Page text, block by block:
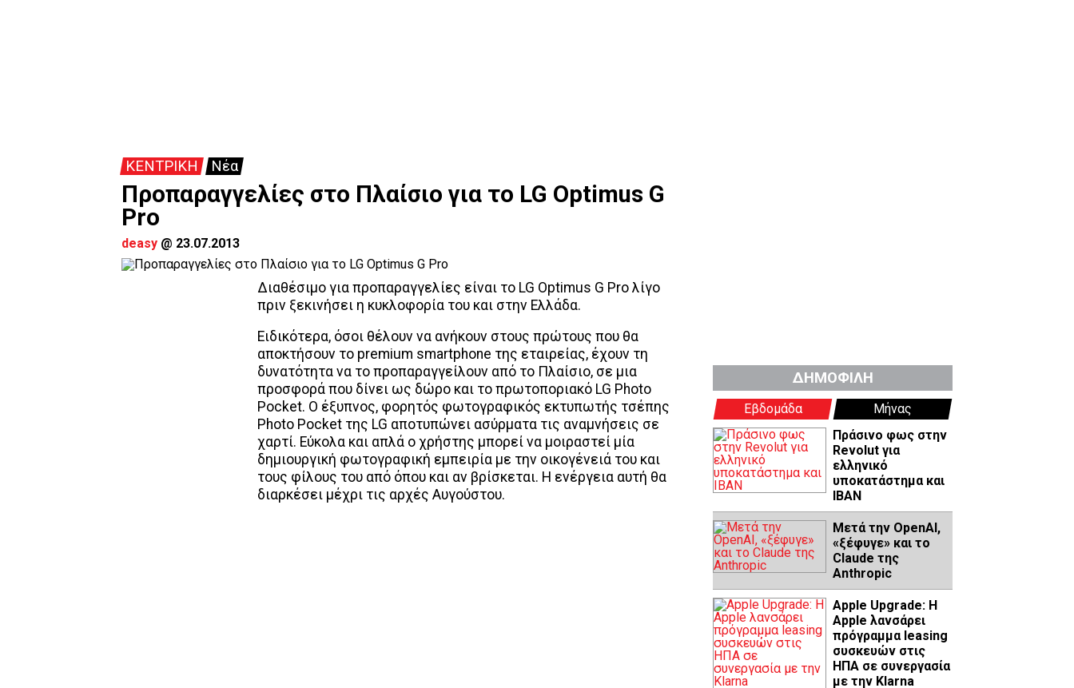
ΚΕΝΤΡΙΚΗ Νέα
Προπαραγγελίες στο Πλαίσιο για το LG Optimus G
Pro
deasy @ 23.07.2013
Διαθέσιμο για προπαραγγελίες είναι το LG Optimus G Pro λίγο
πριν ξεκινήσει η κυκλοφορία του και στην Ελλάδα.
Ειδικότερα, όσοι θέλουν να ανήκουν στους πρώτους που θα
αποκτήσουν το premium smartphone της εταιρείας, έχουν τη
δυνατότητα να το προπαραγγείλουν από το Πλαίσιο, σε μια
προσφορά που δίνει ως δώρο και το πρωτοποριακό LG Photo
Pocket. Ο έξυπνος, φορητός φωτογραφικός εκτυπωτής τσέπης
Photo Pocket της LG αποτυπώνει ασύρματα τις αναμνήσεις σε
χαρτί. Εύκολα και απλά ο χρήστης μπορεί να μοιραστεί μία
δημιουργική φωτογραφική εμπειρία με την οικογένειά του και
τους φίλους του από όπου και αν βρίσκεται. Η ενέργεια αυτή θα
διαρκέσει μέχρι τις αρχές Αυγούστου.
ΔΗΜΟΦΙΛΗ
Εβδομάδα
Μήνας
Πράσινο φως στην
Revolut για
ελληνικό
υποκατάστημα και
IBAN
Μετά την OpenAI,
«ξέφυγε» και το
Claude της
Anthropic
Apple Upgrade: Η
Apple λανσάρει
πρόγραμμα leasing
συσκευών στις
ΗΠΑ σε συνεργασία
με την Klarna